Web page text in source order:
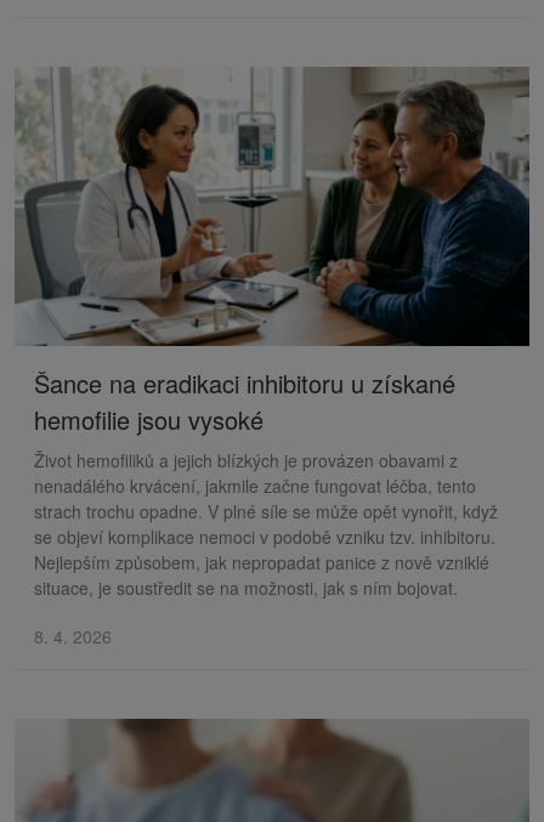
Šance na eradikaci inhibitoru u získané
hemofilie jsou vysoké
Život hemofiliků a jejich blízkých je provázen obavami z
nenadálého krvácení, jakmile začne fungovat léčba, tento
strach trochu opadne. V plné síle se může opět vynořit, když
se objeví komplikace nemoci v podobě vzniku tzv. inhibitoru.
Nejlepším způsobem, jak nepropadat panice z nově vzniklé
situace, je soustředit se na možnosti, jak s ním bojovat.
8. 4. 2026